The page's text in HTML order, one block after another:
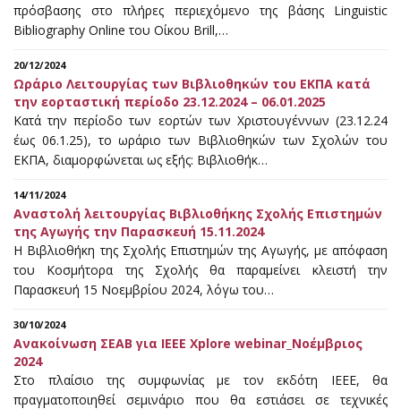
πρόσβασης στο πλήρες περιεχόμενο της βάσης Linguistic
Bibliography Online του Οίκου Brill,…
20/12/2024
Ωράριο Λειτουργίας των Βιβλιοθηκών του ΕΚΠΑ κατά
την εορταστική περίοδο 23.12.2024 – 06.01.2025
Κατά την περίοδο των εορτών των Χριστουγέννων (23.12.24
έως 06.1.25), το ωράριο των Βιβλιοθηκών των Σχολών του
ΕΚΠΑ, διαμορφώνεται ως εξής: Βιβλιοθήκ…
14/11/2024
Αναστολή λειτουργίας Βιβλιοθήκης Σχολής Επιστημών
της Αγωγής την Παρασκευή 15.11.2024
Η Βιβλιοθήκη της Σχολής Επιστημών της Αγωγής, με απόφαση
του Κοσμήτορα της Σχολής θα παραμείνει κλειστή την
Παρασκευή 15 Νοεμβρίου 2024, λόγω του…
30/10/2024
Ανακοίνωση ΣΕΑΒ για IEEE Xplore webinar_Νοέμβριος
2024
Στο πλαίσιο της συμφωνίας με τον εκδότη IEEE, θα
πραγματοποιηθεί σεμινάριο που θα εστιάσει σε τεχνικές